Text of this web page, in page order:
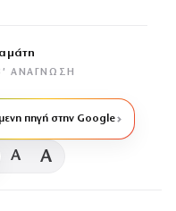
ΑΝΆΓΝΩΣΗ
πηγή στην Google
A A